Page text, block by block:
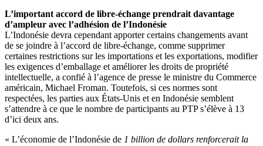
L’important accord de libre-échange prendrait davantage
d’ampleur avec l’adhésion de l’Indonésie
L’Indonésie devra cependant apporter certains changements avant
de se joindre à l’accord de libre-échange, comme supprimer
certaines restrictions sur les importations et les exportations, modifier
les exigences d’emballage et améliorer les droits de propriété
intellectuelle, a confié à l’agence de presse le ministre du Commerce
américain, Michael Froman. Toutefois, si ces normes sont
respectées, les parties aux États-Unis et en Indonésie semblent
s’attendre à ce que le nombre de participants au PTP s’élève à 13
d’ici deux ans.
« L’économie de l’Indonésie de 1 billion de dollars renforcerait la